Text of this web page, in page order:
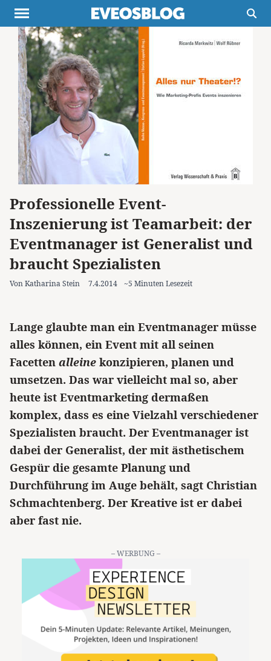
Themen Projekte
Inspiration
Destinationen
Über uns
Werbung
Buchtipps
Newsletter
Professionelle Event-
Inszenierung ist Teamarbeit: der
Eventmanager ist Generalist und
braucht Spezialisten
Von Katharina Stein 7.4.2014 ~5 Minuten Lesezeit
Lange glaubte man ein Eventmanager müsse
alles können, ein Event mit all seinen
Facetten alleine konzipieren, planen und
umsetzen. Das war vielleicht mal so, aber
heute ist Eventmarketing dermaßen
komplex, dass es eine Vielzahl verschiedener
Spezialisten braucht. Der Eventmanager ist
dabei der Generalist, der mit ästhetischem
Gespür die gesamte Planung und
Durchführung im Auge behält, sagt Christian
Schmachtenberg. Der Kreative ist er dabei
aber fast nie.
– WERBUNG –